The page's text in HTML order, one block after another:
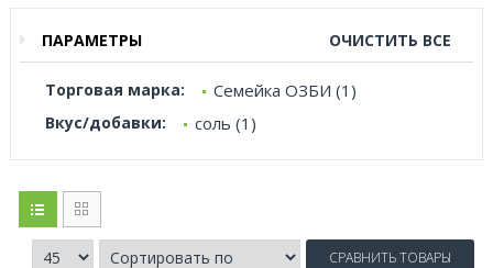
ПАРАМЕТРЫ ОЧИСТИТЬ ВСЕ
Торговая марка: Семейка ОЗБИ (1)
Вкус/добавки: соль (1)
СРАВНИТЬ ТОВАРЫ